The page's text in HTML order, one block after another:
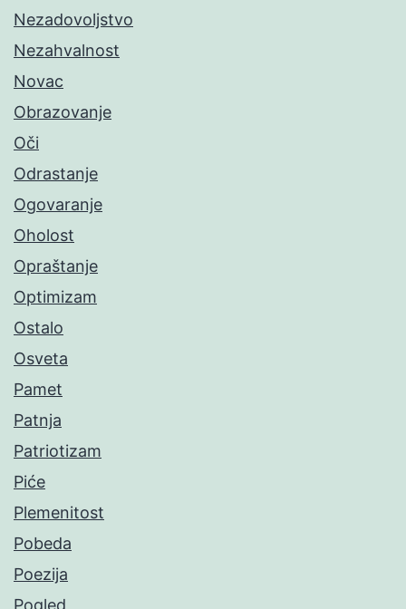
Nezadovoljstvo
Nezahvalnost
Novac
Obrazovanje
Oči
Odrastanje
Ogovaranje
Oholost
Opraštanje
Optimizam
Ostalo
Osveta
Pamet
Patnja
Patriotizam
Piće
Plemenitost
Pobeda
Poezija